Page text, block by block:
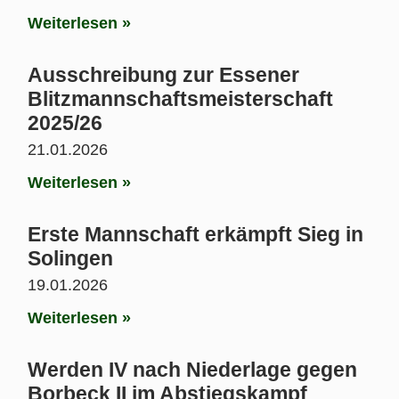
Weiterlesen »
Ausschreibung zur Essener
Blitzmannschaftsmeisterschaft
2025/26
21.01.2026
Weiterlesen »
Erste Mannschaft erkämpft Sieg in
Solingen
19.01.2026
Weiterlesen »
Werden IV nach Niederlage gegen
Borbeck II im Abstiegskampf